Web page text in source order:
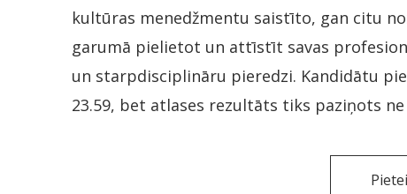
kultūras menedžmentu saistīto, gan citu
garumā pielietot un attīstīt savas
un starpdisciplināru pieredzi. Kandidātu
23.59, bet atlases rezultāts tiks paziņots